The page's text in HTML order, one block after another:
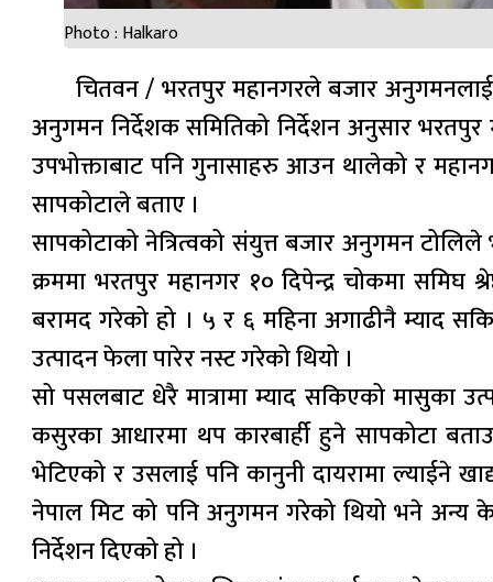
Photo : Halkaro
चितवन / भरतपुर महानगरले बजार अनुगमनलाई
अनुगमन निर्देशक समितिको निर्देशन अनुसार
उपभोक्ताबाट पनि गुनासाहरु आउन थालेको र
सापकोटाले बताए ।
सापकोटाको नेत्रित्वको संयुत्त बजार अनुगमन
क्रममा भरतपुर महानगर १० दिपेन्द्र चोकमा समिघ
बरामद गरेको हो । ५ र ६ महिना अगाढीनै म्याद
उत्पादन फेला पारेर नस्ट गरेको थियो ।
सो पसलबाट धेरै मात्रामा म्याद सकिएको मासुका
कसुरका आधारमा थप कारबार्ही हुने सापकोटा
भेटिएको र उसलाई पनि कानुनी दायरामा ल्याईने
नेपाल मिट को पनि अनुगमन गरेको थियो भने अन्य
निर्देशन दिएको हो ।